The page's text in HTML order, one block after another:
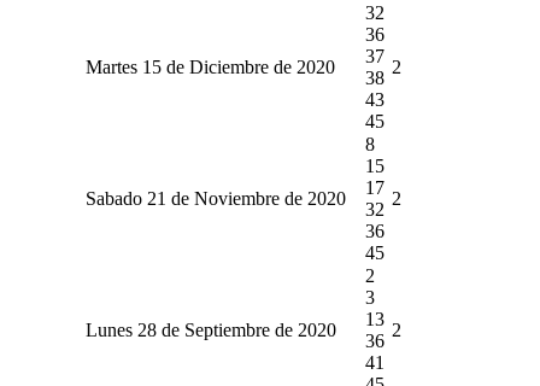
Martes 15 de Diciembre de 2020
32
36
37
38
43
45
2
Sabado 21 de Noviembre de 2020
8
15
17
32
36
45
2
Lunes 28 de Septiembre de 2020
2
3
13
36
41
2